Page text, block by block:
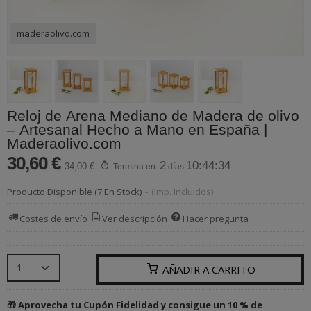
maderaolivo.com
Reloj de Arena Mediano de Madera de olivo
– Artesanal Hecho a Mano en España |
Maderaolivo.com
30,60 € 34,00 € Termina en: 2 días 10:44:34
Producto Disponible (7 En Stock) - (Imp. Incluidos)
Costes de envío Ver descripción Hacer pregunta
AÑADIR A CARRITO
🎁 Aprovecha tu Cupón Fidelidad y consigue un 10 % de